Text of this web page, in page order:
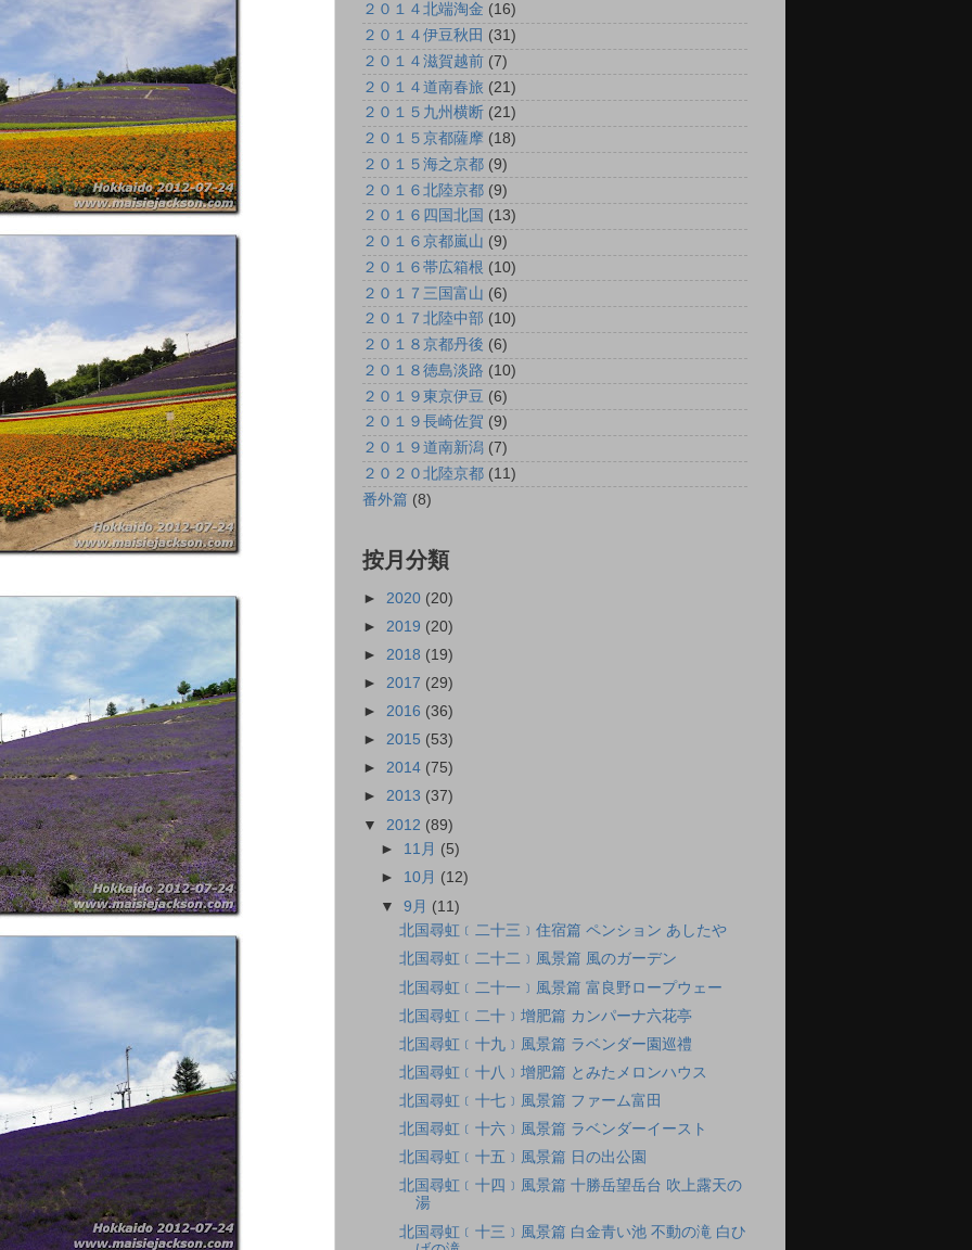
２０１４北端淘金 (16)
２０１４伊豆秋田 (31)
２０１４滋賀越前 (7)
２０１４道南春旅 (21)
２０１５九州横断 (21)
２０１５京都薩摩 (18)
２０１５海之京都 (9)
２０１６北陸京都 (9)
２０１６四国北国 (13)
２０１６京都嵐山 (9)
２０１６帯広箱根 (10)
２０１７三国富山 (6)
２０１７北陸中部 (10)
２０１８京都丹後 (6)
２０１８徳島淡路 (10)
２０１９東京伊豆 (6)
２０１９長崎佐賀 (9)
２０１９道南新潟 (7)
２０２０北陸京都 (11)
番外篇 (8)
按月分類
► 2020 (20)
► 2019 (20)
► 2018 (19)
► 2017 (29)
► 2016 (36)
► 2015 (53)
► 2014 (75)
► 2013 (37)
▼ 2012 (89)
► 11月 (5)
► 10月 (12)
▼9月 (11)
北国尋虹﹝二十三﹞住宿篇 ペンション あしたや
北国尋虹﹝二十二﹞風景篇 風のガーデン
北国尋虹﹝二十一﹞風景篇 富良野ロープウェー
北国尋虹﹝二十﹞增肥篇 カンパーナ六花亭
北国尋虹﹝十九﹞風景篇 ラベンダー園巡禮
北国尋虹﹝十八﹞增肥篇 とみたメロンハウス
北国尋虹﹝十七﹞風景篇 ファーム富田
北国尋虹﹝十六﹞風景篇 ラベンダーイースト
北国尋虹﹝十五﹞風景篇 日の出公園
北国尋虹﹝十四﹞風景篇 十勝岳望岳台 吹上露天の
湯
北国尋虹﹝十三﹞風景篇 白金青い池 不動の滝 白ひ